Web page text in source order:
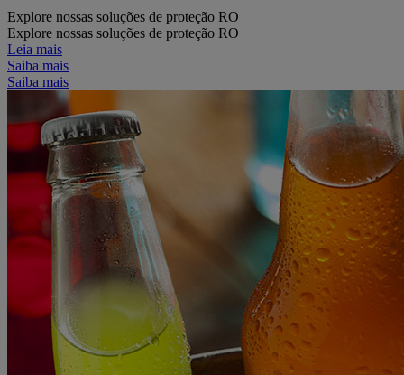
Explore nossas soluções de proteção RO
Explore nossas soluções de proteção RO
Leia mais
Saiba mais
Saiba mais